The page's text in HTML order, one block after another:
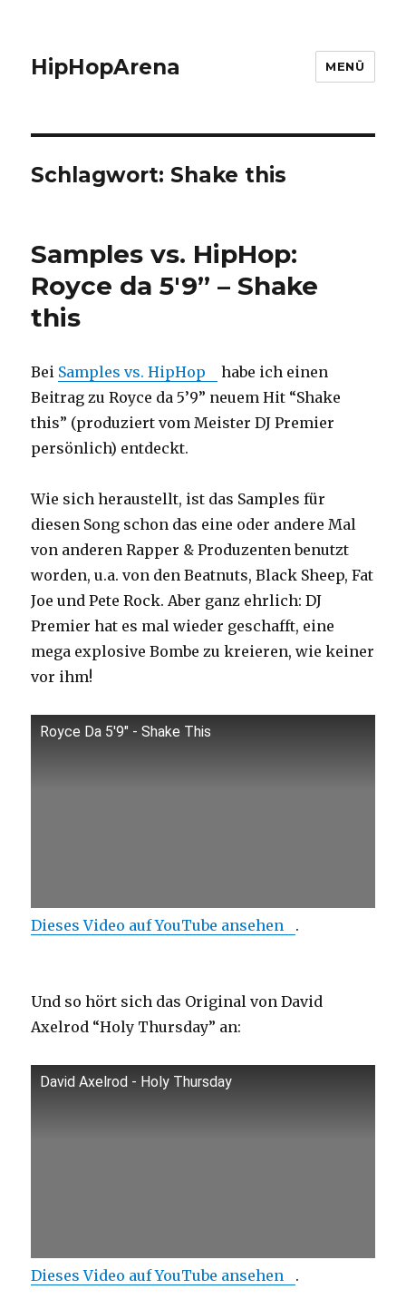
HipHopArena MENÜ
Schlagwort: Shake this
Samples vs. HipHop:
Royce da 5'9” – Shake
this
Bei Samples vs. HipHop
habe ich einen
Beitrag zu Royce da 5’9” neuem Hit “Shake
this” (produziert vom Meister DJ Premier
persönlich) entdeckt.
Wie sich heraustellt, ist das Samples für
diesen Song schon das eine oder andere Mal
von anderen Rapper & Produzenten benutzt
worden, u.a. von den Beatnuts, Black Sheep, Fat
Joe und Pete Rock. Aber ganz ehrlich: DJ
Premier hat es mal wieder geschafft, eine
mega explosive Bombe zu kreieren, wie keiner
vor ihm!
Royce Da 5'9" - Shake This
Dieses Video auf YouTube ansehen .
Und so hört sich das Original von David
Axelrod “Holy Thursday” an:
David Axelrod - Holy Thursday
Dieses Video auf YouTube ansehen .